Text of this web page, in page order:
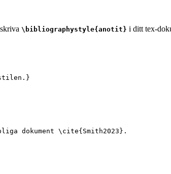
\bibliographystyle{anotit} i ditt tex-
dokument \cite{ Smith2023 }.